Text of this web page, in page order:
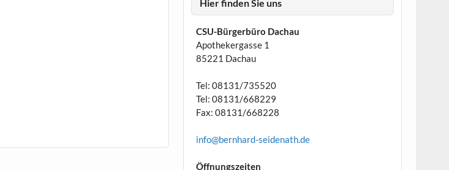
Hier finden Sie uns
CSU-Bürgerbüro Dachau
Apothekergasse 1
85221 Dachau
Tel: 08131/735520
Tel: 08131/668229
Fax: 08131/668228
info@bernhard-seidenath.de
Öffnungszeiten